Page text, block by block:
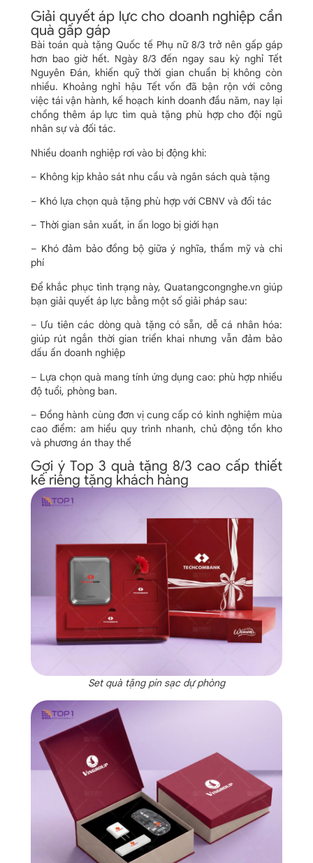
Giải quyết áp lực cho doanh nghiệp cần
quà gấp gáp
Bài toán quà tặng Quốc tế Phụ nữ 8/3 trở nên gấp gáp
hơn bao giờ hết. Ngày 8/3 đến ngay sau kỳ nghỉ Tết
Nguyên Đán, khiến quỹ thời gian chuẩn bị không còn
nhiều. Khoảng nghỉ hậu Tết vốn đã bận rộn với công
việc tái vận hành, kế hoạch kinh doanh đầu năm, nay lại
chồng thêm áp lực tìm quà tặng phù hợp cho đội ngũ
nhân sự và đối tác.
Nhiều doanh nghiệp rơi vào bị động khi:
– Không kịp khảo sát nhu cầu và ngân sách quà tặng
– Khó lựa chọn quà tặng phù hợp với CBNV và đối tác
– Thời gian sản xuất, in ấn logo bị giới hạn
– Khó đảm bảo đồng bộ giữa ý nghĩa, thẩm mỹ và chi
phí
Để khắc phục tình trạng này, Quatangcongnghe.vn giúp
bạn giải quyết áp lực bằng một số giải pháp sau:
– Ưu tiên các dòng quà tặng có sẵn, dễ cá nhân hóa:
giúp rút ngắn thời gian triển khai nhưng vẫn đảm bảo
dấu ấn doanh nghiệp
– Lựa chọn quà mang tính ứng dụng cao: phù hợp nhiều
độ tuổi, phòng ban.
– Đồng hành cùng đơn vị cung cấp có kinh nghiệm mùa
cao điểm: am hiểu quy trình nhanh, chủ động tồn kho
và phương án thay thế
Gợi ý Top 3 quà tặng 8/3 cao cấp thiết
kế riêng tặng khách hàng
Set quà tặng pin sạc dự phòng